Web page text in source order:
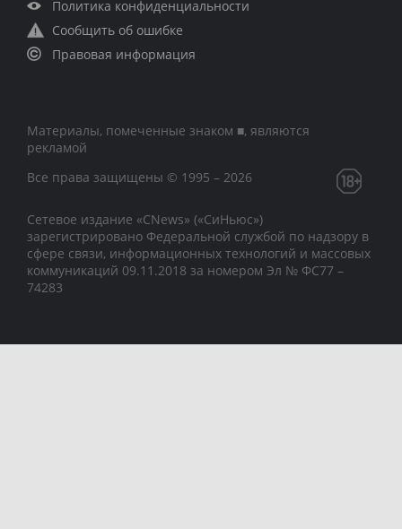
Политика конфиденциальности
Сообщить об ошибке
Правовая информация
Материалы, помеченные знаком ■, являются
рекламой
Все права защищены © 1995 – 2026
Сетевое издание «CNews» («СиНьюс»)
зарегистрировано Федеральной службой по надзору в
сфере связи, информационных технологий и массовых
коммуникаций 09.11.2018 за номером Эл № ФС77 –
74283